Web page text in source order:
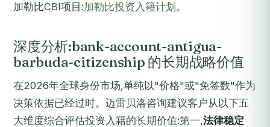
加勒比CBI项目:加勒比投资入籍计划 。
深度分析:bank-account-antigua-
barbuda-citizenship 的长期战略价值
在2026年全球身份市场,单纯以"价格"或"免签数"作为
决策依据已经过时。迈雷贝洛咨询建议客户从以下五
大维度综合评估投资入籍的长期价值:第一,法律稳定